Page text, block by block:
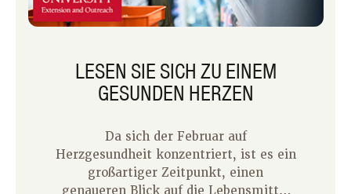
LESEN SIE SICH ZU EINEM
GESUNDEN HERZEN
Da sich der Februar auf
Herzgesundheit konzentriert, ist es ein
großartiger Zeitpunkt, einen
genaueren Blick auf die Lebensmittel